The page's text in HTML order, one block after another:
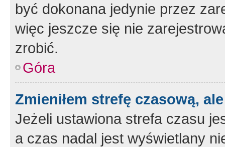
być dokonana jedynie przez
więc jeszcze się nie
zrobić.
Góra
Zmieniłem strefę czasową,
Jeżeli ustawiona strefa czasu
a czas nadal jest wyświetlany